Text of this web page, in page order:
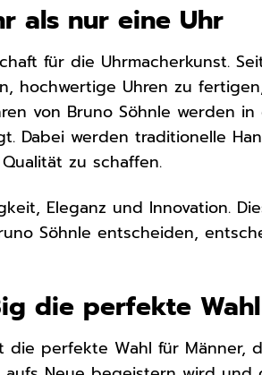
als nur eine Uhr
für die Uhrmacherkunst.
hochwertige Uhren zu
von Bruno Söhnle werden
Dabei werden traditionelle
zu schaffen.
Eleganz und Innovation.
Söhnle entscheiden,
die perfekte
die perfekte Wahl für Männer,